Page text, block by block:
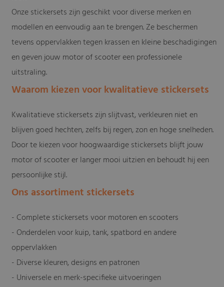
Onze stickersets zijn geschikt voor diverse merken en
modellen en eenvoudig aan te brengen. Ze beschermen
tevens oppervlakken tegen krassen en kleine beschadigingen
en geven jouw motor of scooter een professionele
uitstraling.
Waarom kiezen voor kwalitatieve stickersets
Kwalitatieve stickersets zijn slijtvast, verkleuren niet en
blijven goed hechten, zelfs bij regen, zon en hoge snelheden.
Door te kiezen voor hoogwaardige stickersets blijft jouw
motor of scooter er langer mooi uitzien en behoudt hij een
persoonlijke stijl.
Ons assortiment stickersets
- Complete stickersets voor motoren en scooters
- Onderdelen voor kuip, tank, spatbord en andere
oppervlakken
- Diverse kleuren, designs en patronen
- Universele en merk-specifieke uitvoeringen